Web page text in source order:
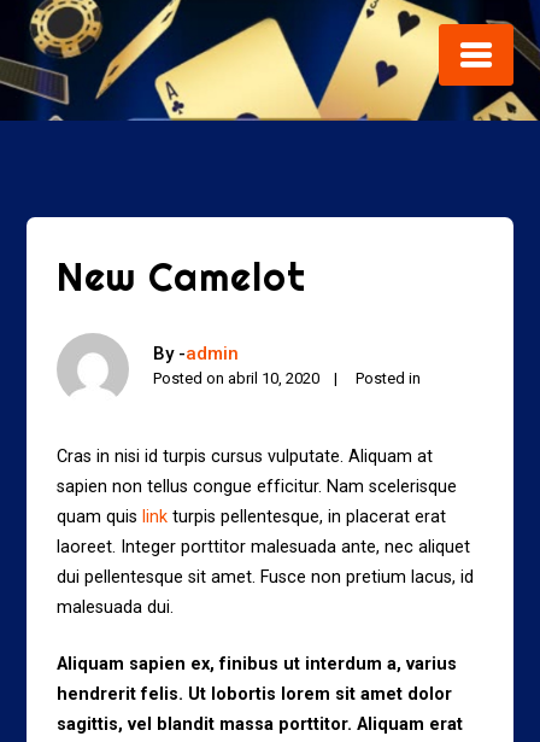
Skip
content
New Camelot
By -admin
Posted onabril 10, 2020 Posted in
Cras in nisi id turpis cursus vulputate. Aliquam at
sapien non tellus congue efficitur. Nam scelerisque
quam quis link turpis pellentesque, in placerat erat
laoreet. Integer porttitor malesuada ante, nec aliquet
dui pellentesque sit amet. Fusce non pretium lacus, id
malesuada dui.
Aliquam sapien ex, finibus ut interdum a, varius
hendrerit felis. Ut lobortis lorem sit amet dolor
sagittis, vel blandit massa porttitor. Aliquam erat